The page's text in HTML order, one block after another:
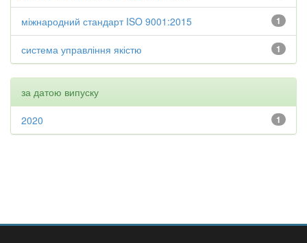
1
міжнародний стандарт ISO 9001:2015
1
система управління якістю
за датою випуску
1
2020